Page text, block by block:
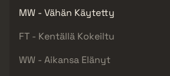
MW - Vähän Käytetty
FT - Kentällä Kokeiltu
WW - Aikansa Elänyt